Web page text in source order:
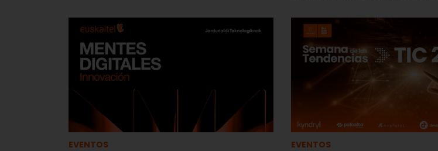
EVENTOS EVENTOS